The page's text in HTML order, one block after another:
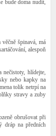
bude doma nudit,
špinavá, má
alespoň
hlídejte,
nebo kapky na
tolik netrpí na
stravy a zuby
obrušovat při
dráp na předních